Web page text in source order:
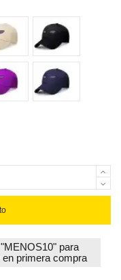
Beige black
purple Navy Blue
para
en primera compra